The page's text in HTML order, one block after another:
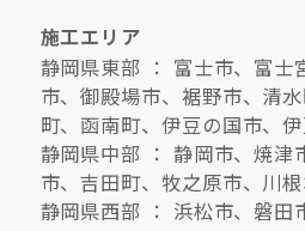
施工エリア
静岡県東部 ： 富士市、富士
市、御殿場市、裾野市、清
町、函南町、伊豆の国市、
静岡県中部 ： 静岡市、焼津
市、吉田町、牧之原市、川
静岡県西部 ： 浜松市、磐田